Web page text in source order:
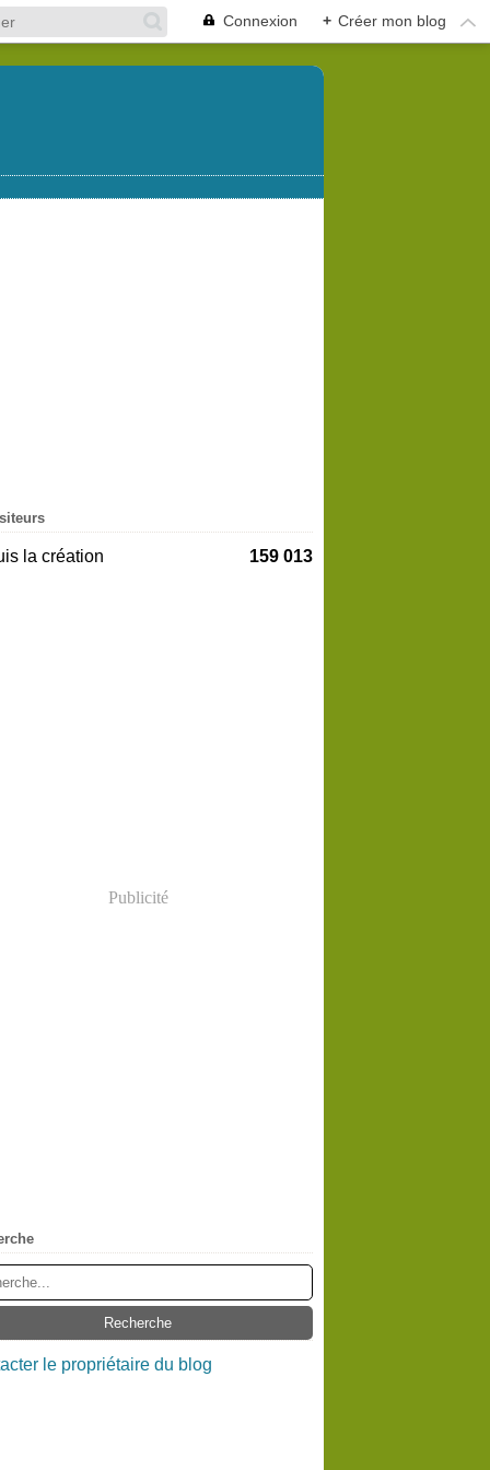
Connexion + Créer mon blog
la création 159 013
Publicité
le propriétaire du blog